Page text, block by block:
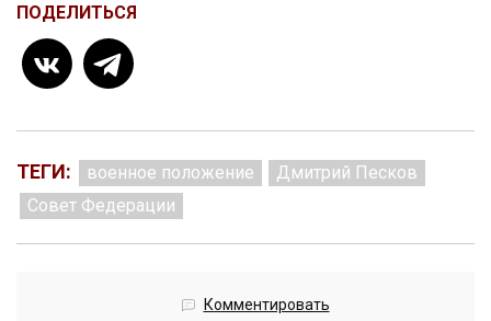
ПОДЕЛИТЬСЯ
ТЕГИ: военное положение
Дмитрий Песков
Совет Федерации
Комментировать